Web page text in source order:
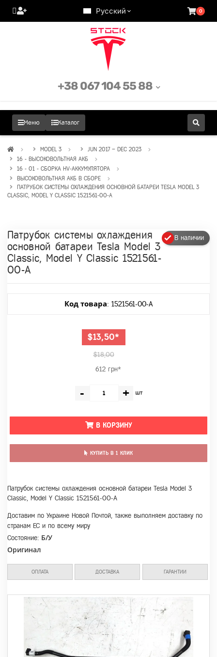
Русский 0
Меню Каталог
+38 067 104 55 88
MODEL 3
JUN 2017 – DEC 2023
16 - ВЫСОКОВОЛЬТНАЯ АКБ
16 - 01 - СБОРКА HV-АККУМУЛЯТОРА
ВЫСОКОВОЛЬТНАЯ АКБ В СБОРЕ
ПАТРУБОК СИСТЕМЫ ОХЛАЖДЕНИЯ ОСНОВНОЙ БАТАРЕИ TESLA MODEL 3
CLASSIC, MODEL Y CLASSIC 1521561-00-A
В наличии
Патрубок системы охлаждения
основной батареи Tesla Model 3
Classic, Model Y Classic 1521561-
00-A
Код товара: 1521561-00-A
$13,50*
$18,00
612 грн*
- + шт
В КОРЗИНУ
КУПИТЬ В 1 КЛИК
Патрубок системы охлаждения основной батареи Tesla Model 3
Classic, Model Y Classic 1521561-00-A
Доставим по Украине Новой Почтой, также выполняем доставку по
странам ЕС и по всему миру
Состояние: Б/У
Оригинал
ОПЛАТА ДОСТАВКА ГАРАНТИИ